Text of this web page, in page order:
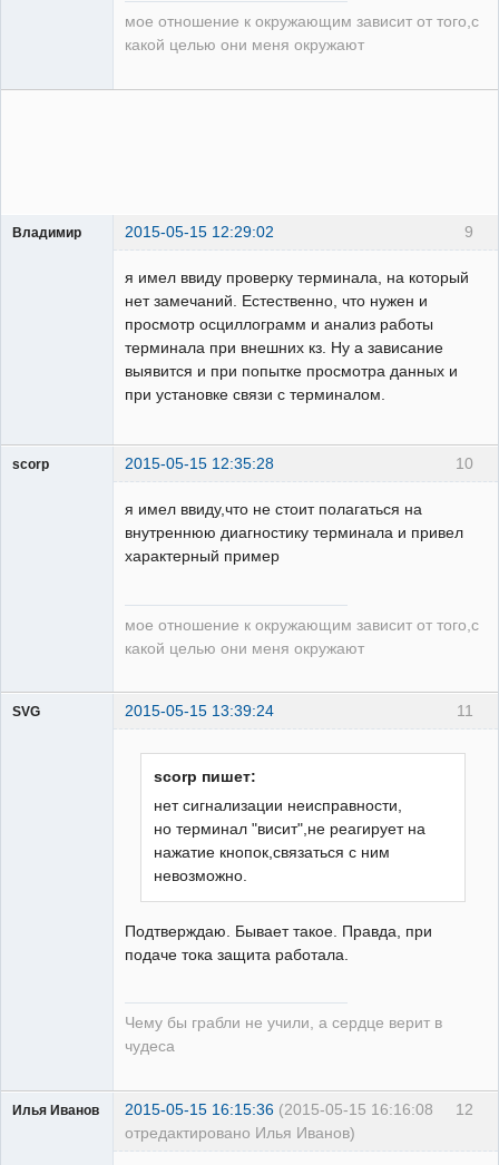
мое отношение к окружающим зависит от того,с
какой целью они меня окружают
9
Владимир 2015-05-15 12:29:02
я имел ввиду проверку терминала, на который
нет замечаний. Естественно, что нужен и
просмотр осциллограмм и анализ работы
терминала при внешних кз. Ну а зависание
выявится и при попытке просмотра данных и
при установке связи с терминалом.
10
scorp 2015-05-15 12:35:28
я имел ввиду,что не стоит полагаться на
внутреннюю диагностику терминала и привел
характерный пример
мое отношение к окружающим зависит от того,с
какой целью они меня окружают
11
SVG 2015-05-15 13:39:24
scorp пишет:
нет сигнализации неисправности,
но терминал "висит",не реагирует на
нажатие кнопок,связаться с ним
невозможно.
Подтверждаю. Бывает такое. Правда, при
подаче тока защита работала.
Чему бы грабли не учили, а сердце верит в
чудеса
12
Илья Иванов 2015-05-15 16:15:36 (2015-05-15 16:16:08
отредактировано Илья Иванов)